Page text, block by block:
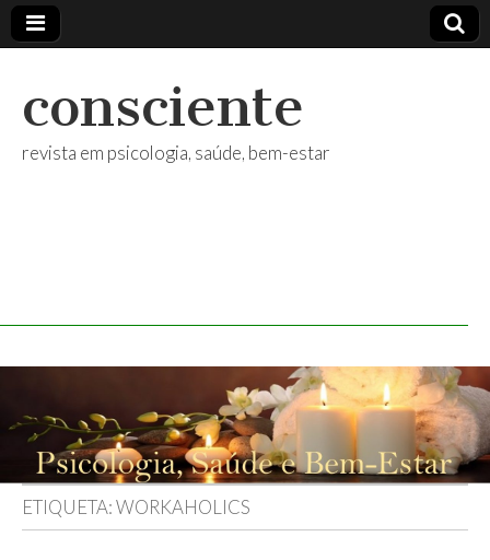
consciente
revista em psicologia, saúde, bem-estar
ETIQUETA:WORKAHOLICS